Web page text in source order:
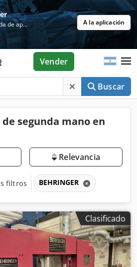
Gratis en la tienda de aplicaciones A la aplicación
Buscar
Vender
segunda mano en
Relevancia
filtros BEHRINGER
Clasificado